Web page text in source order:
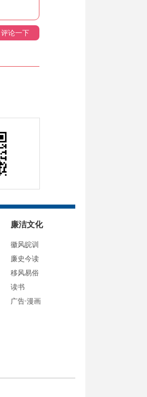
评论一下
廉洁文化
徽风皖训
廉史今读
移风易俗
读书
广告·漫画